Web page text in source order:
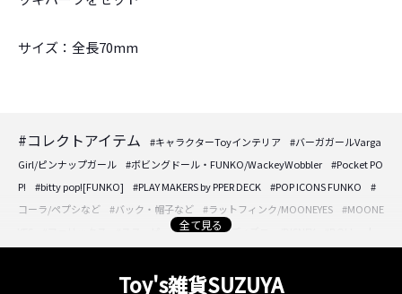
サイズ：全長70mm
#コレクトアイテム #キャラクターToyインテリア
#バーガガールVarga
Girl/ピンナップガール
#ボビングドール・FUNKO/WackeyWobbler
#Pocket PO
P!
#bitty pop![FUNKO] #PLAY MAKERS by PPER DECK #POP ICONS FUNKO
#
コーラ/ペプシなど
#バック・帽子など #ラットフィンク/MOONEYES
#MOONE
#スヌーピー/PEANUTS #ディズニー/DISNEY
#フォトフレーム/壁掛けプレートなど
全て見る
Toy's雑貨SUZUYA